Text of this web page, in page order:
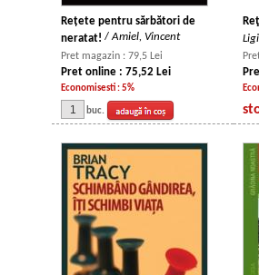
Rețete pentru sărbători de
neratat! /Amiel, Vincent
Pret magazin : 79,5 Lei
Pret online : 75,52 Lei
Economisesti : 5%
buc.